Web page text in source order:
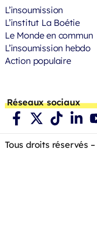
L’insoumission
L’institut La Boétie
Le Monde en commun
L’insoumission hebdo
Action populaire
Réseaux sociaux
Tous droits réservés –